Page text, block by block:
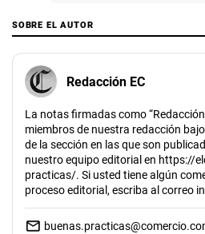
SOBRE EL AUTOR
Redacción EC
La notas firmadas como
miembros de nuestra redacción
de la sección en las que son
nuestro equipo editorial en https://
practicas/. Si usted tiene algún
proceso editorial, escriba al correo